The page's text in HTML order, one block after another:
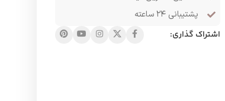
پشتیبانی ۲۴ ساعته
اشتراک گذاری: